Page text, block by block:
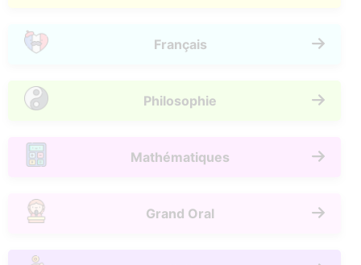
Français
Philosophie
Mathématiques
Grand Oral